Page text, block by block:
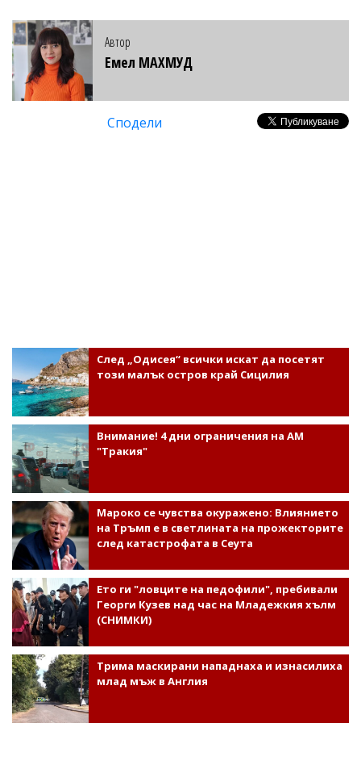
Автор
Емел МАХМУД
Сподели
След „Одисея“ всички искат да посетят
този малък остров край Сицилия
Внимание! 4 дни ограничения на АМ
"Тракия"
Мароко се чувства окуражено: Влиянието
на Тръмп е в светлината на прожекторите
след катастрофата в Сеута
Ето ги "ловците на педофили", пребивали
Георги Кузев над час на Младежкия хълм
(СНИМКИ)
Трима маскирани нападнаха и изнасилиха
млад мъж в Англия